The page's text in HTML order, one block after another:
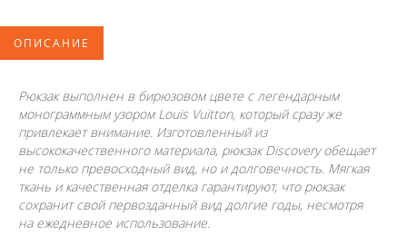
ОПИСАНИЕ
Рюкзак выполнен в бирюзовом цвете с легендарным
монограммным узором Louis Vuitton, который сразу же
привлекает внимание. Изготовленный из
высококачественного материала, рюкзак Discovery обещает
не только превосходный вид, но и долговечность. Мягкая
ткань и качественная отделка гарантируют, что рюкзак
сохранит свой первозданный вид долгие годы, несмотря
на ежедневное использование.